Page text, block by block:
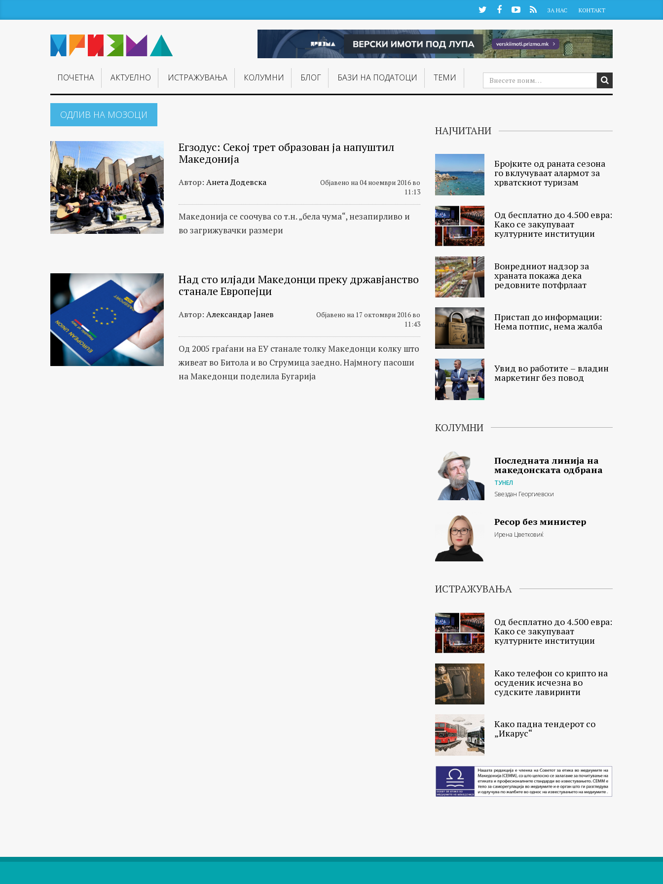
TwitterFacebookYouTube
RSS ЗА НАС КОНТАКТ
ПОЧЕТНА АКТУЕЛНО ИСТРАЖУВАЊA КОЛУМНИ БЛОГ БАЗИ НА ПОДАТОЦИ ТЕМИ
ОДЛИВ НА МОЗОЦИ
Егзодус: Секој трет образован ја напуштил
Македонија
Автор: Анета Додевска
Објавено на 04 ноември 2016 во
11:13
Македонија се соочува со т.н. „бела чума“, незапирливо и
во загрижувачки размери
Над сто илјади Македонци преку државјанство
станале Европејци
Автор: Александар Јанев
Објавено на 17 октомври 2016 во
11:43
Од 2005 граѓани на ЕУ станале толку Македонци колку што
живеат во Битола и во Струмица заедно. Најмногу пасоши
на Македонци поделила Бугарија
НАЈЧИТАНИ
Бројките од раната сезона
го вклучуваат алармот за
хрватскиот туризам
Од бесплатно до 4.500 евра:
Како се закупуваат
културните институции
Вонредниот надзор за
храната покажа дека
редовните потфрлаат
Пристап до информации:
Нема потпис, нема жалба
Увид во работите – владин
маркетинг без повод
КОЛУМНИ
Последната линија на
македонската одбрана
ТУНЕЛ
Ѕвездан Георгиевски
Ресор без министер
Ирена Цветковиќ
ИСТРАЖУВАЊА
Од бесплатно до 4.500 евра:
Како се закупуваат
културните институции
Како телефон со крипто на
осуденик исчезна во
судските лавиринти
Како падна тендерот со
„Икарус“